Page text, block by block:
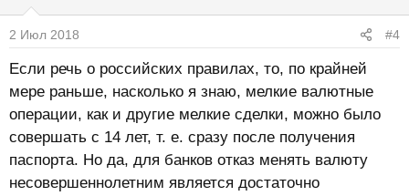
2 Июл 2018 #4
Если речь о российских правилах, то, по крайней
мере раньше, насколько я знаю, мелкие валютные
операции, как и другие мелкие сделки, можно было
совершать с 14 лет, т. е. сразу после получения
паспорта. Но да, для банков отказ менять валюту
несовершеннолетним является достаточно